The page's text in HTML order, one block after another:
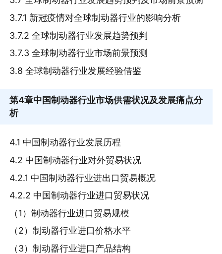
3.7.1 新冠疫情对全球制动器行业的影响分析
3.7.2 全球制动器行业发展趋势预判
3.7.3 全球制动器行业市场前景预测
3.8 全球制动器行业发展经验借鉴
第4章中国制动器行业市场供需状况及发展痛点分
析
4.1 中国制动器行业发展历程
4.2 中国制动器行业对外贸易状况
4.2.1 中国制动器行业进出口贸易概况
4.2.2 中国制动器行业进口贸易状况
（1）制动器行业进口贸易规模
（2）制动器行业进口价格水平
（3）制动器行业进口产品结构